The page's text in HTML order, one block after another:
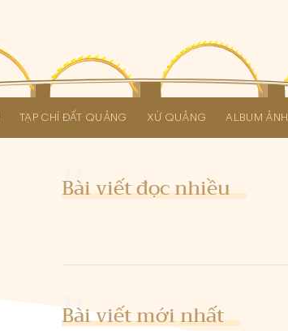
TẠP CHÍ ĐẤT QUẢNG XỨ QUẢNG ALBUM ẢNH
Bài viết đọc nhiều
Bài viết mới nhất